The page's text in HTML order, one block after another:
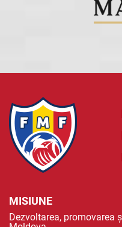
MISIUNE
Dezvoltarea, promovarea